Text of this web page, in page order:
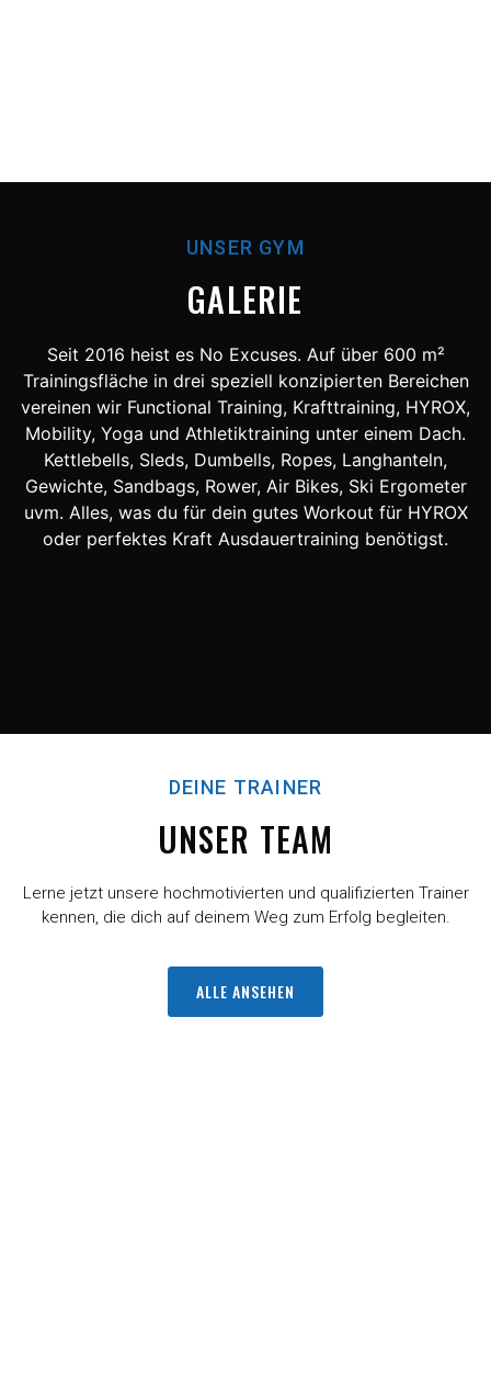
UNSER GYM
GALERIE
Seit 2016 heist es No Excuses. Auf über 600 m²
Trainingsfläche in drei speziell konzipierten Bereichen
vereinen wir Functional Training, Krafttraining, HYROX,
Mobility, Yoga und Athletiktraining unter einem Dach.
Kettlebells, Sleds, Dumbells, Ropes, Langhanteln,
Gewichte, Sandbags, Rower, Air Bikes, Ski Ergometer
uvm. Alles, was du für dein gutes Workout für HYROX
oder perfektes Kraft Ausdauertraining benötigst.
DEINE TRAINER
UNSER TEAM
Lerne jetzt unsere hochmotivierten und qualifizierten Trainer
kennen, die dich auf deinem Weg zum Erfolg begleiten.
ALLE ANSEHEN